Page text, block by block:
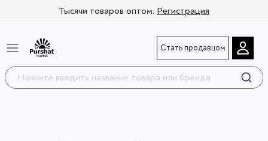
Тысячи товаров оптом. Регистрация
Стать продавцом